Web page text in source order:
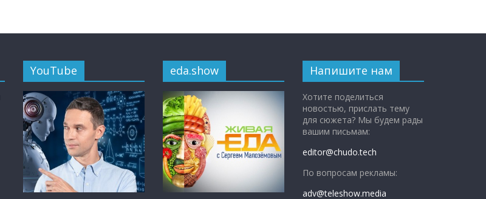
YouTube eda.show Напишите нам
Хотите поделиться
новостью, прислать тему
для сюжета? Мы будем рады
вашим письмам:
editor@chudo.tech
По вопросам рекламы:
adv@teleshow.media